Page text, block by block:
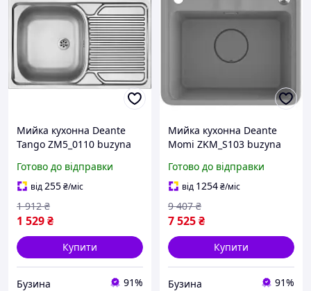
Мийка кухонна Deante
Tango ZM5_0110 buzyna
Готово до відправки
від255₴/міс
1 529₴
1 912 ₴
Купити
Бузина 91%
Мийка кухонна Deante
Momi ZKM_S103 buzyna
Готово до відправки
від 1254₴/міс
7 525₴
9 407 ₴
Купити
Бузина 91%